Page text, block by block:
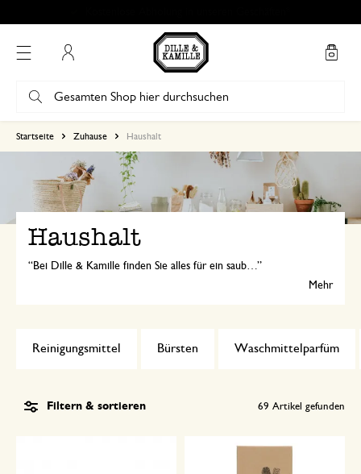
Startseite Zuhause Haushalt
Haushalt
Bei Dille & Kamille finden Sie alles für ein sauberes und frisches Zuhause. Von Schrubbern, Bürsten und Handfegern bis hin zu Eimern und natürlichen Reinigungsprodukten.
Mehr
Reinigungsmittel Bürsten Waschmittelparfüm
Filtern & sortieren 69 Artikel gefunden